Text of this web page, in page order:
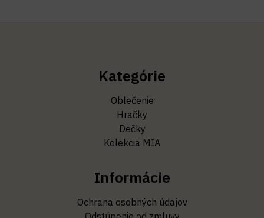
Kategórie
Oblečenie
Hračky
Dečky
Kolekcia MIA
Informácie
Ochrana osobných údajov